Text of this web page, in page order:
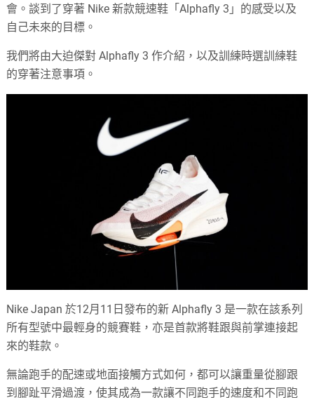
會。談到了穿著 Nike 新款競速鞋「Alphafly 3」的感受以及
自己未來的目標。
我們將由大迫傑對 Alphafly 3 作介紹，以及訓練時選訓練鞋
的穿著注意事項。
Nike Japan 於12月11日發布的新 Alphafly 3 是一款在該系列
所有型號中最輕身的競賽鞋，亦是首款將鞋跟與前掌連接起
來的鞋款。
無論跑手的配速或地面接觸方式如何，都可以讓重量從腳跟
到腳趾平滑過渡，使其成為一款讓不同跑手的速度和不同跑